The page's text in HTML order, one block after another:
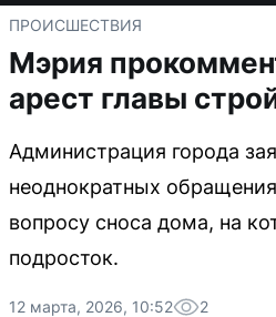
ПРОИСШЕСТВИЯ
Мэрия
арест главы
Администрация города
неоднократных
вопросу сноса дома, на
подросток.
12 марта, 2026, 10:52 2